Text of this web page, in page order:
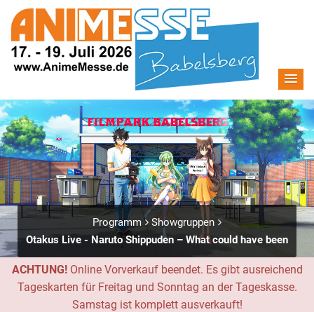
Programm
Showgruppen
Otakus Live - Naruto Shippuden – What could have been
ACHTUNG!Online Vorverkauf beendet. Es gibt ausreichend
Tageskarten für Freitag und Sonntag an der Tageskasse.
Samstag ist komplett ausverkauft!